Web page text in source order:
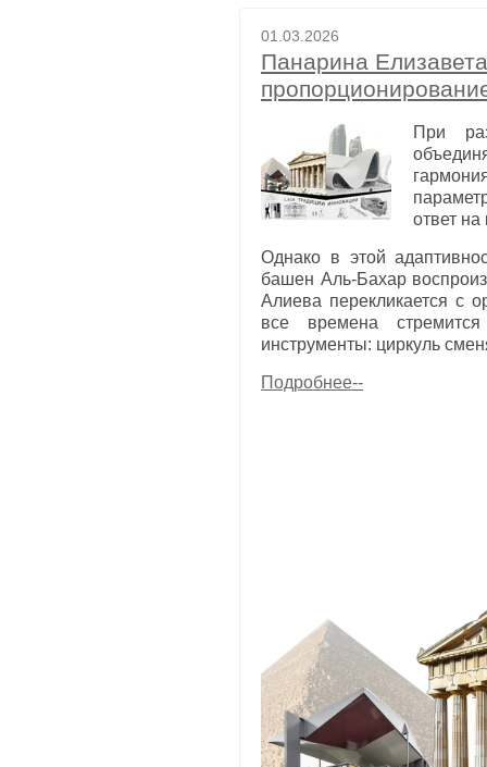
01.03.2026
Панарина
При
ответ
Однако в этой
башен Аль-Бахар
Алиева перекликается с
все времена
инструменты: циркуль
Подробнее--